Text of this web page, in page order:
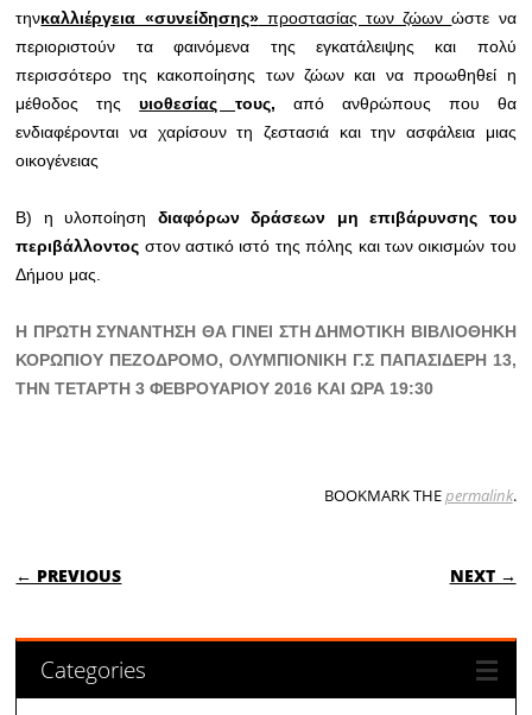
τηνκαλλιέργεια «συνείδησης»προστασίας των ζώωνώστε να
περιοριστούν τα φαινόμενα της εγκατάλειψης και πολύ
περισσότερο της κακοποίησης των ζώων και να προωθηθεί η
μέθοδος τηςυιοθεσίαςτους, από ανθρώπους που θα
ενδιαφέρονται να χαρίσουν τη ζεστασιά και την ασφάλεια μιας
οικογένειας
Β) η υλοποίηση διαφόρων δράσεων μη επιβάρυνσης του
περιβάλλοντος στον αστικό ιστό της πόλης και των οικισμών του
Δήμου μας.
Η ΠΡΩΤΗ ΣΥΝΑΝΤΗΣΗ ΘΑ ΓΙΝΕΙ ΣΤΗ ΔΗΜΟΤΙΚΗ ΒΙΒΛΙΟΘΗΚΗ
ΚΟΡΩΠΙΟΥ ΠΕΖΟΔΡΟΜΟ, ΟΛΥΜΠΙΟΝΙΚΗ Γ.Σ ΠΑΠΑΣΙΔΕΡΗ 13,
ΤΗΝ ΤΕΤΑΡΤΗ 3 ΦΕΒΡΟΥΑΡΙΟΥ 2016 ΚΑΙ ΩΡΑ 19:30
BOOKMARK THEpermalink.
POST NAVIGATION
← PREVIOUS NEXT →
Categories